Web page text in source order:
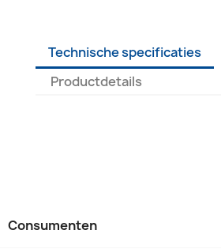
Technische specificaties
Productdetails
Consumenten